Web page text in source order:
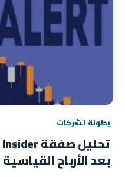
بطولة الشركات
بعد الأرباح القياسية